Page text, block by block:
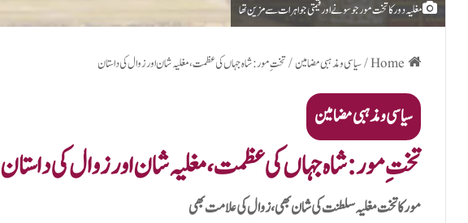
مغلیہ دور کا تخت مور جو سونے اور قیمتی جواہرات سے مزین تھا
/سیاسی و مذہبی مضامین/تختِ مور: شاہ جہاں کی عظمت، مغلیہ شان اور زوال کی داستان
سیاسی و مذہبی مضامین
تختِ مور: شاہ جہاں کی عظمت، مغلیہ شان اور زوال کی داستان
مور کا تخت مغلیہ سلطنت کی شان بھی، زوال کی علامت بھی